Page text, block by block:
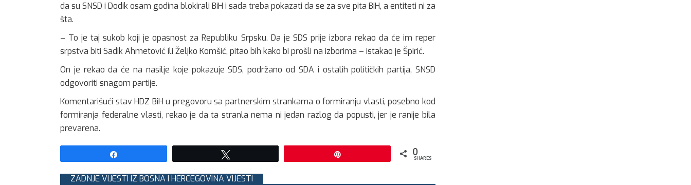
da su SNSD i Dodik osam godina blokirali BiH i sada treba pokazati da se za sve pita BiH, a entiteti ni za
šta.
– To je taj sukob koji je opasnost za Republiku Srpsku. Da je SDS prije izbora rekao da će im reper
srpstva biti Sadik Ahmetović ili Željko Komšić, pitao bih kako bi prošli na izborima – istakao je Špirić.
On je rekao da će na nasilje koje pokazuje SDS, podržano od SDA i ostalih političkih partija, SNSD
odgovoriti snagom partije.
Komentarišući stav HDZ BiH u pregovoru sa partnerskim strankama o formiranju vlasti, posebno kod
formiranja federalne vlasti, rekao je da ta stranla nema ni jedan razlog da popusti, jer je ranije bila
prevarena.
0
SHARES
ZADNJE VIJESTI IZ BOSNA I HERCEGOVINA VIJESTI